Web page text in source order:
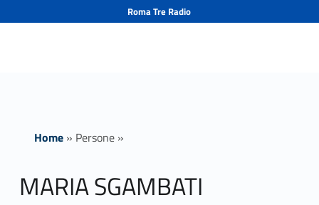
Roma Tre Radio
Home» Persone»
MARIA SGAMBATI